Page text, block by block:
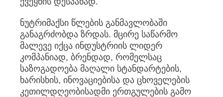
ნუტრიმაქსი წლების განმავლობაში
განაგრძობდა ზრდას. მცირე საწარმო
მალევე იქცა ინდუსტრიის ლიდერ
კომპანიად, ბრენდად, რომელსაც
საზოგადოება მაღალი სტანდარტების,
ხარისხის, ინოვაციებისა და ცხოველების
კეთილდღეობისადმი ერთგულების გამო